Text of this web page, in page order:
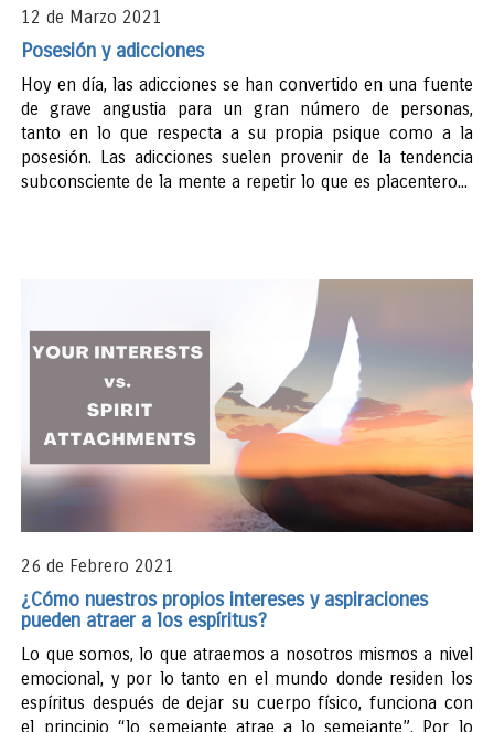
12 de Marzo 2021
Posesión y adicciones
Hoy en día, las adicciones se han convertido en una fuente
de grave angustia para un gran número de personas,
tanto en lo que respecta a su propia psique como a la
posesión. Las adicciones suelen provenir de la tendencia
subconsciente de la mente a repetir lo que es placentero...
26 de Febrero 2021
¿Cómo nuestros propios intereses y aspiraciones
pueden atraer a los espíritus?
Lo que somos, lo que atraemos a nosotros mismos a nivel
emocional, y por lo tanto en el mundo donde residen los
espíritus después de dejar su cuerpo físico, funciona con
el principio “lo semejante atrae a lo semejante”. Por lo